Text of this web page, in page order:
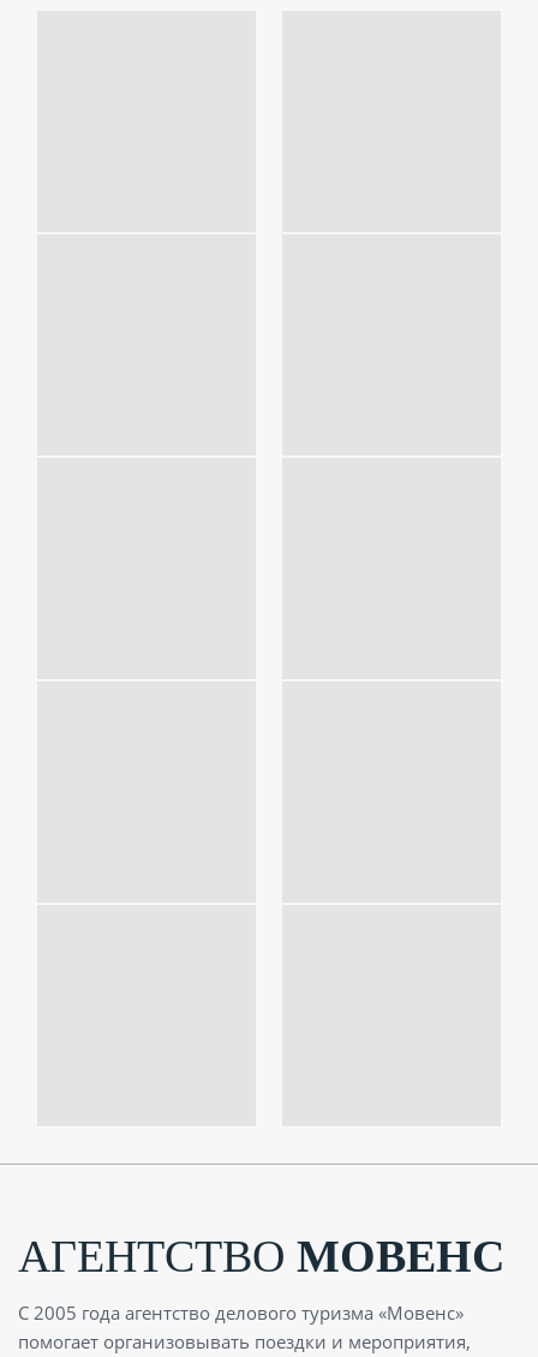
АГЕНТСТВО МОВЕНС
С 2005 года агентство делового туризма «Мовенс»
помогает организовывать поездки и мероприятия,